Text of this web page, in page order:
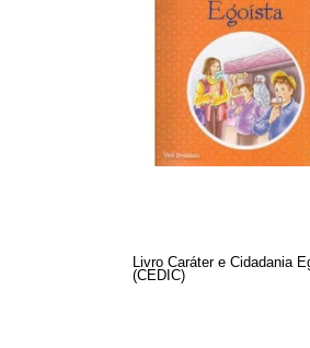
Livro Caráter e Cidadania
(CEDIC)